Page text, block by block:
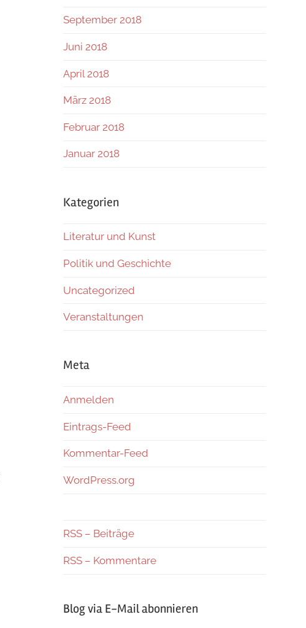
September 2018
Juni 2018
April 2018
März 2018
Februar 2018
Januar 2018
Kategorien
Literatur und Kunst
Politik und Geschichte
Uncategorized
Veranstaltungen
Meta
Anmelden
Eintrags-Feed
Kommentar-Feed
WordPress.org
RSS – Beiträge
RSS – Kommentare
Blog via E-Mail abonnieren